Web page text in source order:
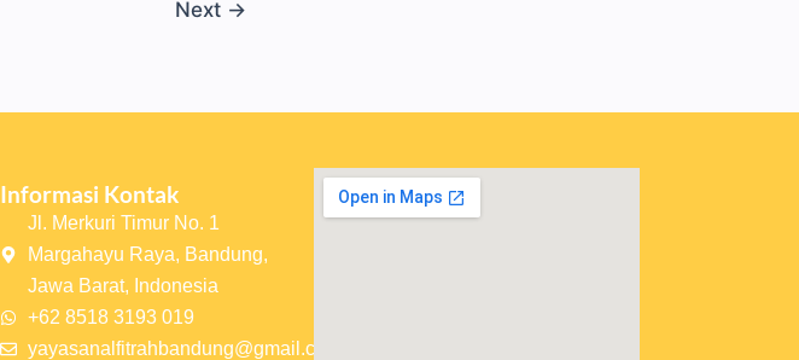
Next →
Informasi Kontak
Jl. Merkuri Timur No. 1
Margahayu Raya, Bandung,
Jawa Barat, Indonesia
+62 8518 3193 019
yayasanalfitrahbandung@gmail.com